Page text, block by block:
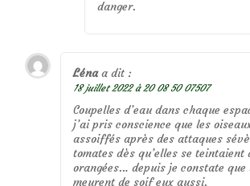
danger.
Léna a dit :
18 juillet 2022 à 20 08 50 07507
Coupelles d’eau dans chaque
j’ai pris conscience que les
assoiffés après des attaques
tomates dès qu’elles se teintaient
orangées… depuis je constate que
meurent de soif eux aussi.